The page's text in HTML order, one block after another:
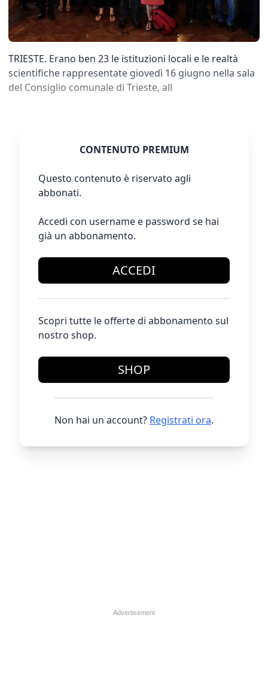
TRIESTE. Erano ben 23 le istituzioni locali e le realtà
scientifiche rappresentate giovedì 16 giugno nella sala
del Consiglio comunale di Trieste, all
CONTENUTO PREMIUM
Questo contenuto è riservato agli
abbonati.
Accedi con username e password se hai
già un abbonamento.
ACCEDI
Scopri tutte le offerte di abbonamento sul
nostro shop.
SHOP
Non hai un account? Registrati ora.